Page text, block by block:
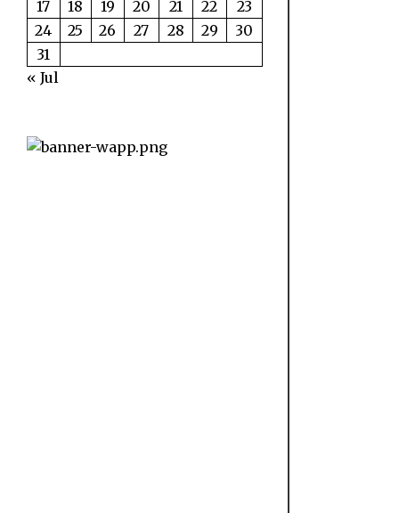
17
18 19 20 21 22
23
24
25 26 27 28 29
30
31
« Jul